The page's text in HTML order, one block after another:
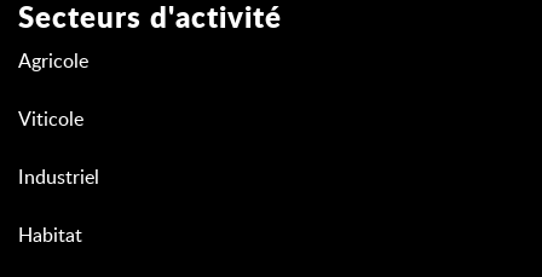
Secteurs d'activité
Agricole
Viticole
Industriel
Habitat